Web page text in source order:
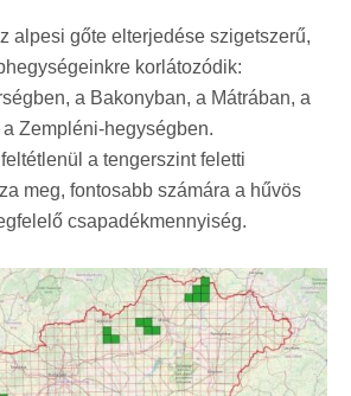
alpesi gőte elterjedése szigetszerű,
korlátozódik:
a Bakonyban, a Mátrában, a
Zempléni-hegységben.
a tengerszint feletti
meg, fontosabb számára a hűvös
csapadékmennyiség.